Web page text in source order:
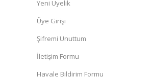
Yeni Üyelik
Üye Girişi
Şifremi Unuttum
İletişim Formu
Havale Bildirim Formu